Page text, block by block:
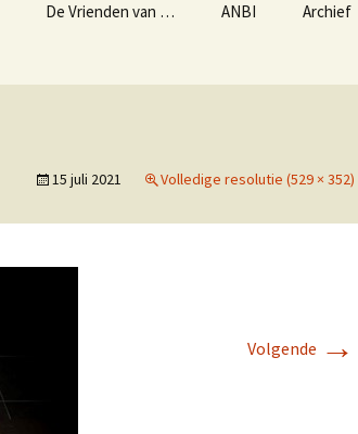
De Vrienden van … ANBI
muziekseizoen 2025/
(lopend van 1 juni
Archief
15 juli 2021 Volledige resolutie (529 × 352)
Volgende →